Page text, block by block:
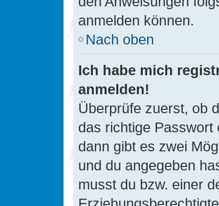
anmelden können.
Nach oben
Ich habe mich
anmelden!
Überprüfe zuerst, ob
das richtige Passwort
dann gibt es zwei
und du angegeben
musst du bzw. einer